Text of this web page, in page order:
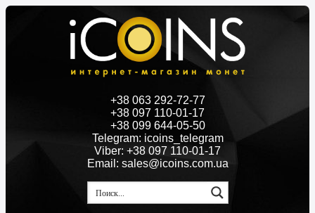
+38 063 292-72-77
+38 097 110-01-17
+38 099 644-05-50
Telegram: icoins_telegram
Viber: +38 097 110-01-17
Email: sales@icoins.com.ua